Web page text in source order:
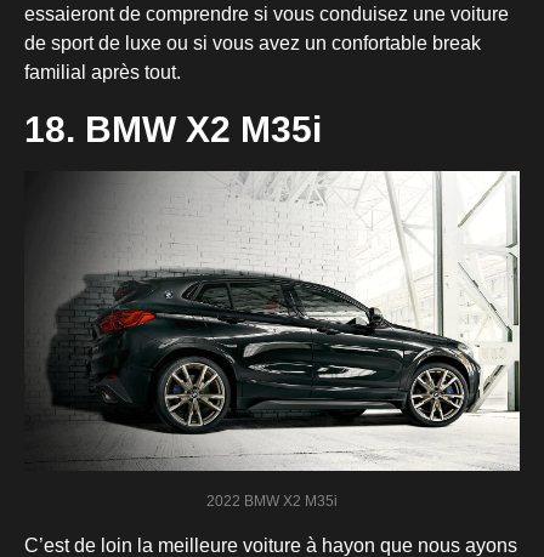
essaieront de comprendre si vous conduisez une voiture
de sport de luxe ou si vous avez un confortable break
familial après tout.
18. BMW X2 M35i
2022 BMW X2 M35i
C’est de loin la meilleure voiture à hayon que nous ayons